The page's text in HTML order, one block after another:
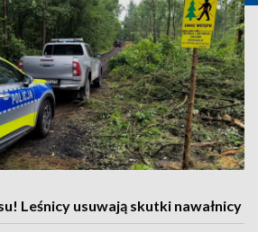
Leśnicy usuwają skutki nawałnicy